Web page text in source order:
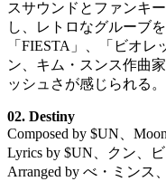
スサウンドとファンキ
し、レトロなグルーブ
「FIESTA」、「ビオ
ン、キム・スンス作曲
ッシュさが感じられる。
02. Destiny
Composed by $UN、
Lyrics by $UN、クン、ビ
Arranged by べ・ミンス